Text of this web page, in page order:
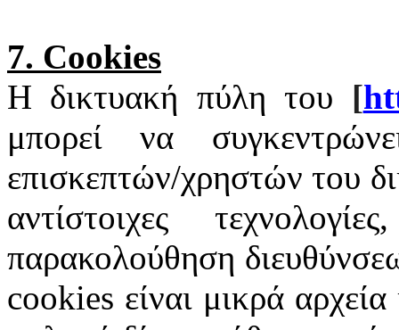
7. Cookies
Η δικτυακή πύλη του [
μπορεί να
επισκεπτών/χρηστών του
αντίστοιχες
παρακολούθηση
cookies είναι μικρά